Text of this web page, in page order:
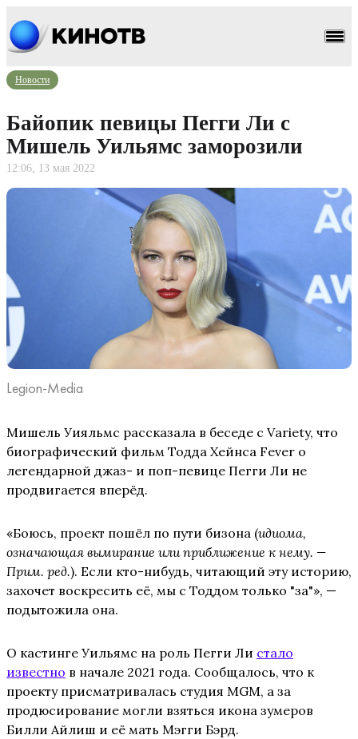
Новости
Байопик певицы Пегги Ли с
Мишель Уильямс заморозили
12:06, 13 мая 2022
Legion-Media
Мишель Уияльмс рассказала в беседе с Variety, что
биографический фильм Тодда Хейнса Fever о
легендарной джаз- и поп-певице Пегги Ли не
продвигается вперёд.
«Боюсь, проект пошёл по пути бизона (идиома,
означающая вымирание или приближение к нему. —
Прим. ред.). Если кто-нибудь, читающий эту историю,
захочет воскресить её, мы с Тоддом только "за"», —
подытожила она.
О кастинге Уильямс на роль Пегги Ли стало
известно в начале 2021 года. Сообщалось, что к
проекту присматривалась студия MGM, а за
продюсирование могли взяться икона зумеров
Билли Айлиш и её мать Мэгги Бэрд.